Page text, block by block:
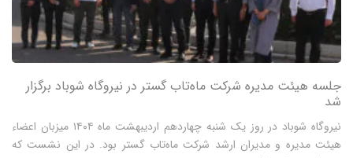
جلسه هیئت مدیره شرکت ماه‌تاب گستر در نیروگاه شوباد برگزار
شد
نیروگاه شوباد در روز یک شنبه چهاردهم اردیبهشت ماه ۱۴۰۴ میزبان اعضاء
هیئت مدیره و مدیران ارشد شرکت ماه‌تاب گستر بود. در این نشست که